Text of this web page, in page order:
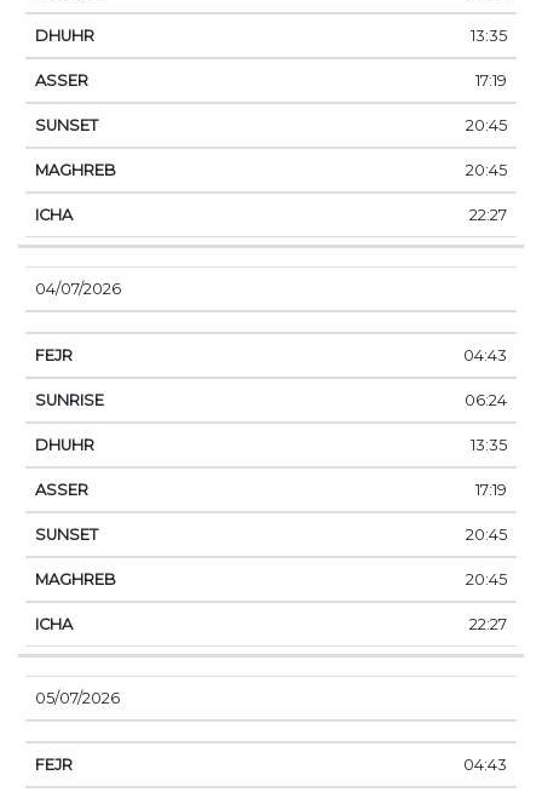
13:35
17:19
20:45
20:45
22:27
04/07/2026
04:43
06:24
13:35
17:19
20:45
20:45
22:27
05/07/2026
04:43